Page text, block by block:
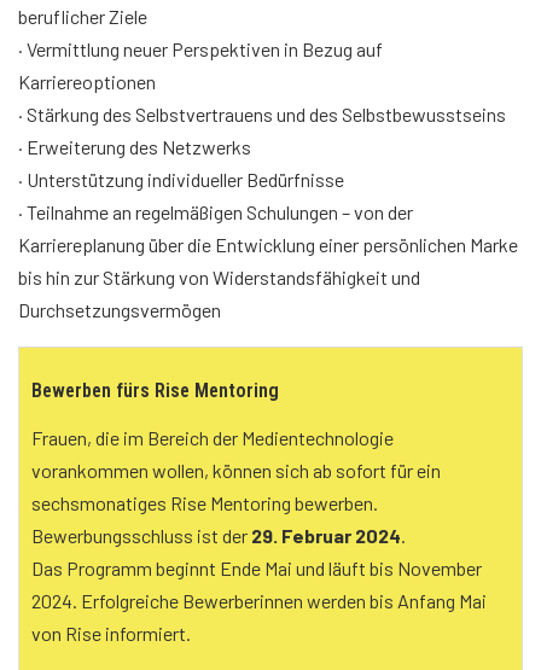
beruflicher Ziele
· Vermittlung neuer Perspektiven in Bezug auf
Karriereoptionen
· Stärkung des Selbstvertrauens und des Selbstbewusstseins
· Erweiterung des Netzwerks
· Unterstützung individueller Bedürfnisse
· Teilnahme an regelmäßigen Schulungen – von der
Karriereplanung über die Entwicklung einer persönlichen Marke
bis hin zur Stärkung von Widerstandsfähigkeit und
Durchsetzungsvermögen
Bewerben fürs Rise Mentoring
Frauen, die im Bereich der Medientechnologie
vorankommen wollen, können sich ab sofort für ein
sechsmonatiges Rise Mentoring bewerben.
Bewerbungsschluss ist der 29. Februar 2024
Das Programm beginnt Ende Mai und läuft bis November
2024. Erfolgreiche Bewerberinnen werden bis Anfang Mai
von Rise informiert.